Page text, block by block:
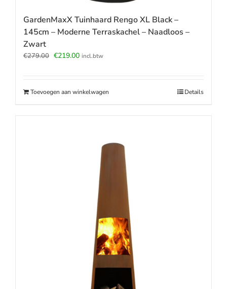
GardenMaxX Tuinhaard Rengo XL Black –
145cm – Moderne Terraskachel – Naadloos –
Zwart
€279.00 Oorspronkelijke
€219.00Huidige
incl.btw
Toevoegen aan winkelwagen Details